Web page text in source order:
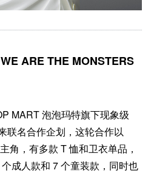
ARE THE MONSTERS
MART 泡泡玛特旗下现象级
联名合作企划，这轮合作以
角，有多款 T 恤和卫衣单品，
成人款和 7 个童装款，同时也